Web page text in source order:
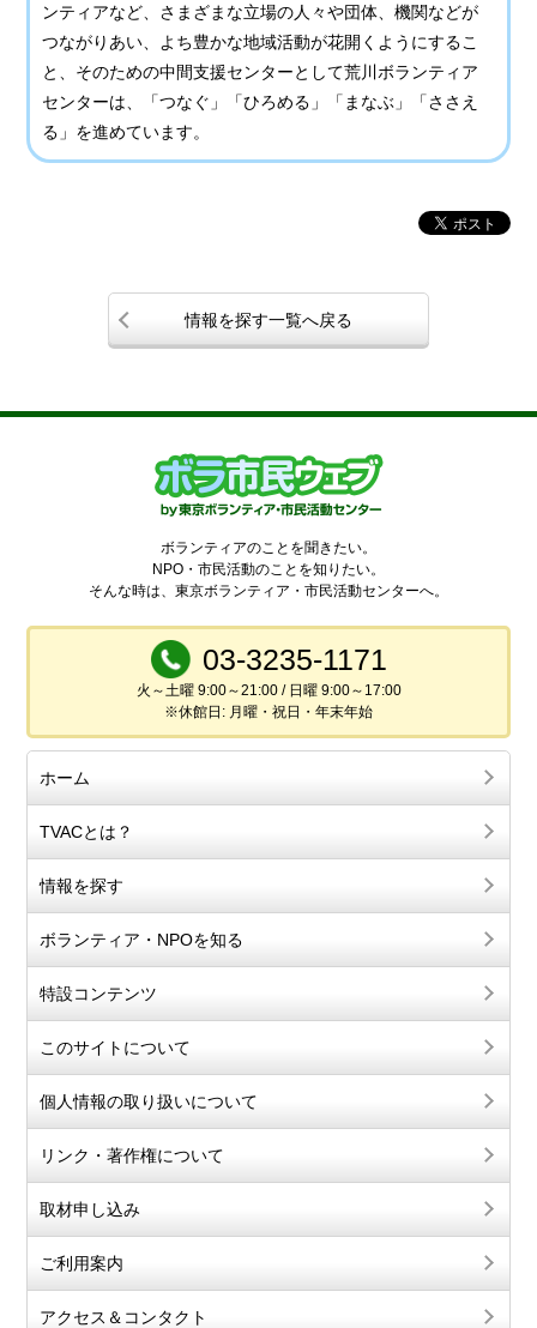
ンティアなど、さまざまな立場の人々や団体、機関などが
つながりあい、よち豊かな地域活動が花開くようにするこ
と、そのための中間支援センターとして荒川ボランティア
センターは、「つなぐ」「ひろめる」「まなぶ」「ささえ
る」を進めています。
情報を探す一覧へ戻る
ボランティアのことを聞きたい。
NPO・市民活動のことを知りたい。
そんな時は、東京ボランティア・市民活動センターへ。
03-3235-1171
火～土曜 9:00～21:00 / 日曜 9:00～17:00
※休館日: 月曜・祝日・年末年始
ホーム
TVACとは？
情報を探す
ボランティア・NPOを知る
特設コンテンツ
このサイトについて
個人情報の取り扱いについて
リンク・著作権について
取材申し込み
ご利用案内
アクセス＆コンタクト